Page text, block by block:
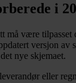
i
må være
versjon av
nye skjemaet.
eller